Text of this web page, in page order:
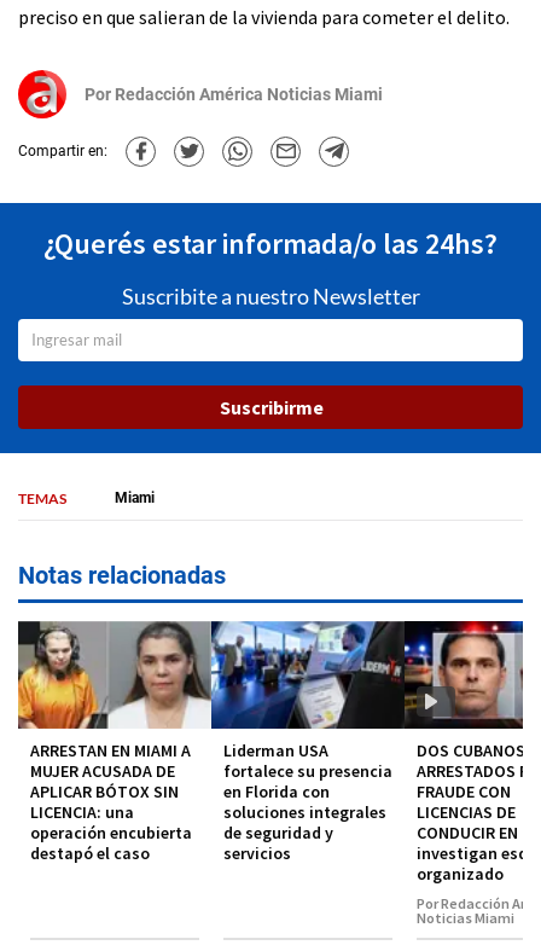
preciso en que salieran de la vivienda para cometer el delito.
Por Redacción América Noticias Miami
Compartir en:
¿Querés estar informada/o las 24hs?
Suscribite a nuestro Newsletter
Suscribirme
TEMAS Miami
Notas relacionadas
ARRESTAN EN MIAMI A
MUJER ACUSADA DE
APLICAR BÓTOX SIN
LICENCIA: una
operación encubierta
destapó el caso
Liderman USA
fortalece su presencia
en Florida con
soluciones integrales
de seguridad y
servicios
DOS CUBANOS
ARRESTADOS
FRAUDE CON
LICENCIAS DE
CONDUCIR EN
investigan
organizado
Por Redacción
Noticias Miami